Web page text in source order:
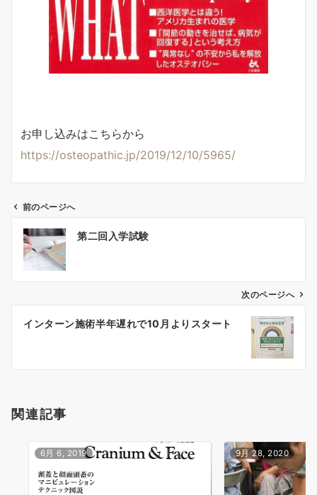
お申し込みはこちらから
https://osteopathic.jp/2019/12/10/5965/
ン
前のページへ
第二回入学試験
次のページへ
インターン施術半年遅れで10月よりスタート
関連記事
6月 6, 2019 9月 28, 2020